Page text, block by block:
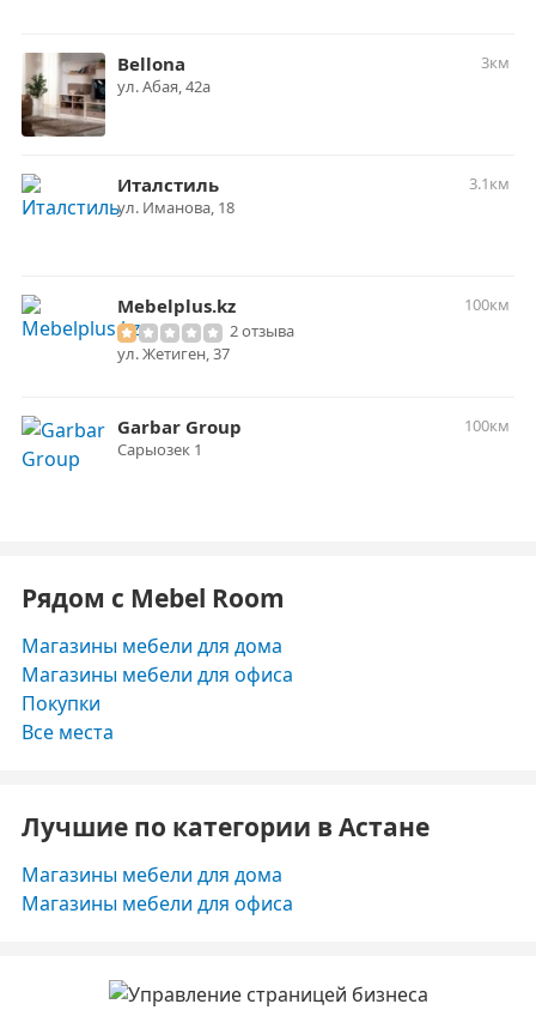
Bellona
3км
ул. Абая, 42а
Италстиль
3.1км
ул. Иманова, 18
Mebelplus.kz
100км
2 отзыва
ул. Жетиген, 37
Garbar Group
100км
Сарыозек 1
Рядом с Mebel Room
Магазины мебели для дома
Магазины мебели для офиса
Покупки
Все места
Лучшие по категории в Астане
Магазины мебели для дома
Магазины мебели для офиса